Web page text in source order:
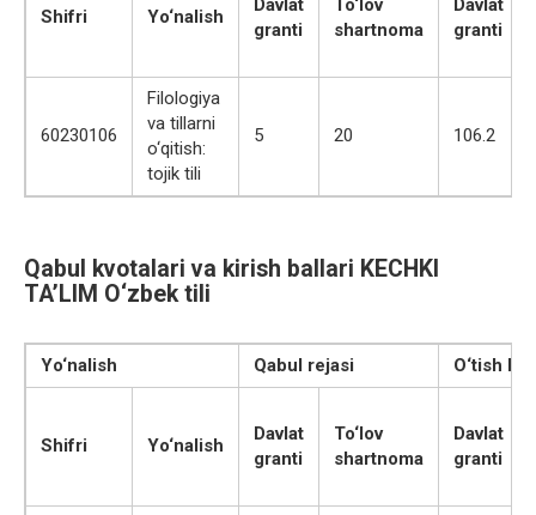
Shifri Yo‘nalish
Davlat
granti
To‘lov
shartnoma
Davlat
granti
60230106
Filologiya
va tillarni
o‘qitish:
tojik tili
5 20 106.2
Qabul kvotalari va kirish ballari KECHKI
TA’LIM O‘zbek tili
Yo‘nalish Qabul rejasi O‘tish bali
Shifri Yo‘nalish
Davlat
granti
To‘lov
shartnoma
Davlat
granti